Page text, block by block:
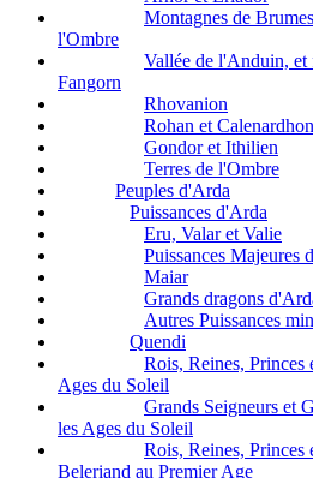
Montagnes de
l'Ombre
Vallée de l'Anduin, et
Fangorn
Rhovanion
Rohan et Calenardhon
Gondor et Ithilien
Terres de l'Ombre
Peuples d'Arda
Puissances d'Arda
Eru, Valar et Valie
Puissances Majeures
Maiar
Grands dragons
Autres Puissances
Quendi
Rois, Reines, Princes
Ages du Soleil
Grands Seigneurs et
les Ages du Soleil
Rois, Reines, Princes
Beleriand au Premier Age